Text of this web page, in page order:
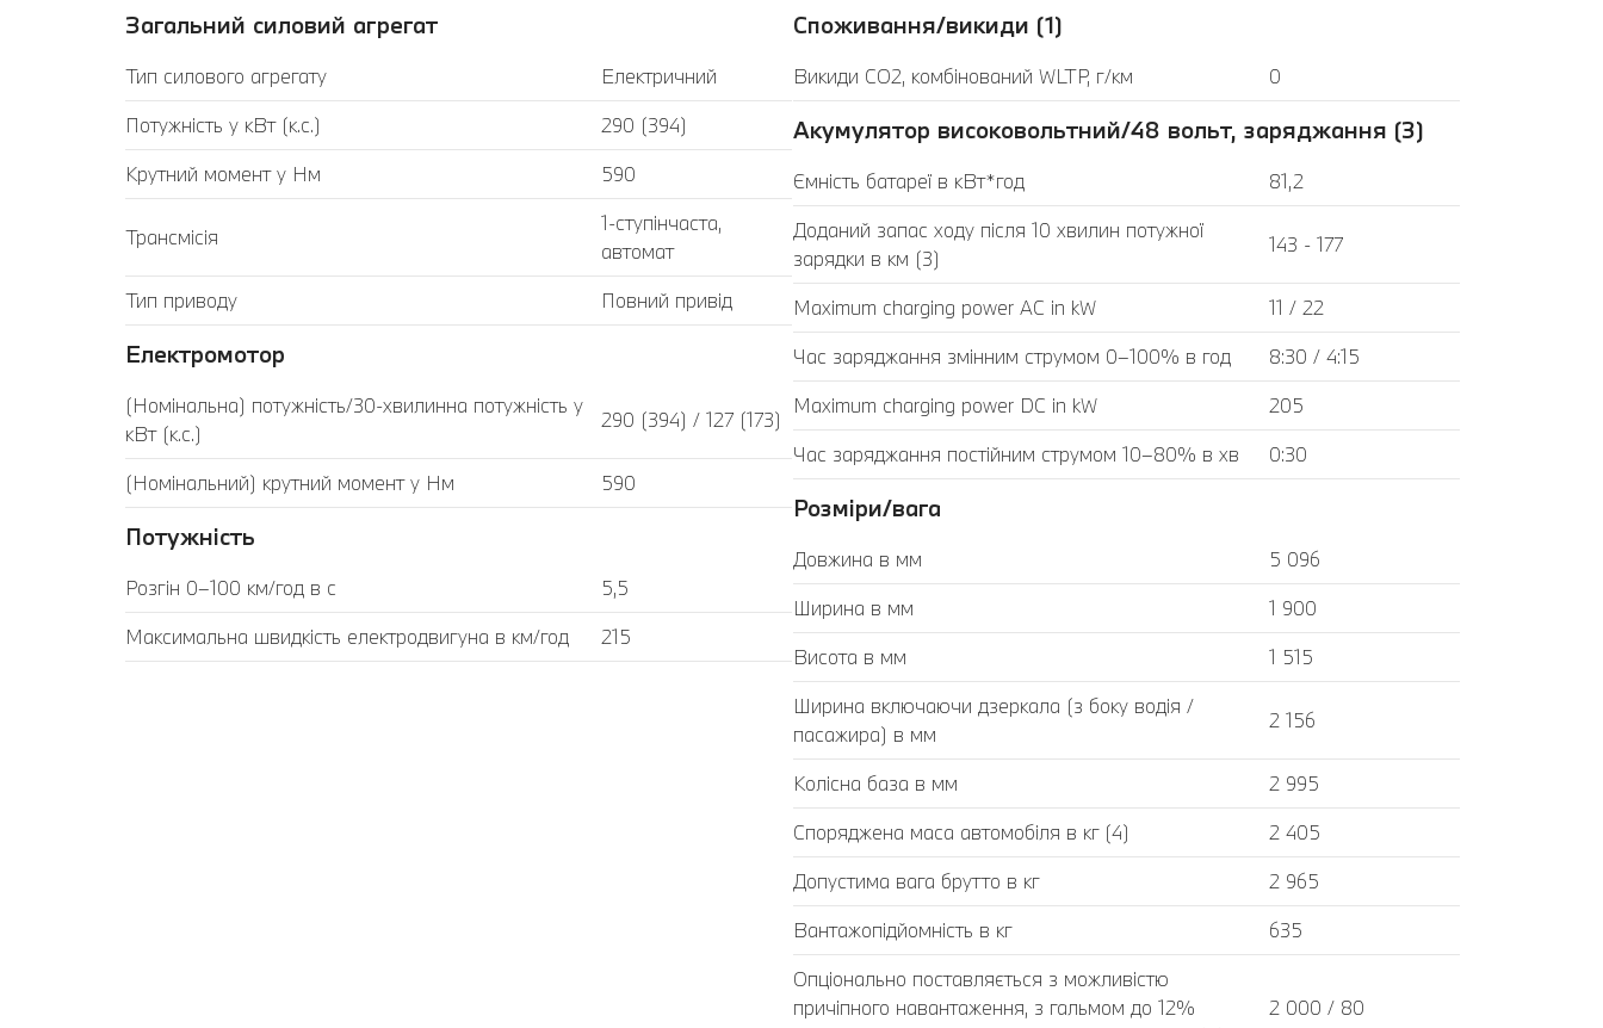
Загальний силовий агрегат
Тип силового агрегату
Електричний
Потужність у кВт (к.с.)
290 (394)
Крутний момент у Нм
590
Трансмісія
1-ступінчаста,
автомат
Тип приводу
Повний привід
Електромотор
(Номінальна) потужність/30-хвилинна потужність у
кВт (к.с.)
290 (394) / 127 (173)
(Номінальний) крутний момент у Нм 590
Потужність
Розгін 0–100 км/год в с
5,5
Максимальна швидкість електродвигуна в км/год
215
Споживання/викиди (1)
Викиди CO2, комбінований WLTP, г/км 0
Акумулятор високовольтний/48 вольт, заряджання (3)
Ємність батареї в кВт*год
81,2
Доданий запас ходу після 10 хвилин потужної
зарядки в км (3)
143 - 177
Maximum charging power AC in kW
11 / 22
Час заряджання змінним струмом 0–100% в год
8:30 / 4:15
Maximum charging power DC in kW
205
Час заряджання постійним струмом 10–80% в хв
0:30
Розміри/вага
Довжина в мм
5 096
Ширина в мм
1 900
Висота в мм
1 515
Ширина включаючи дзеркала (з боку водія /
пасажира) в мм
2 156
Колісна база в мм
2 995
Споряджена маса автомобіля в кг (4)
2 405
Допустима вага брутто в кг
2 965
Вантажопідйомність в кг
635
Опціонально поставляється з можливістю
причіпного навантаження, з гальмом до 12%
2 000 / 80